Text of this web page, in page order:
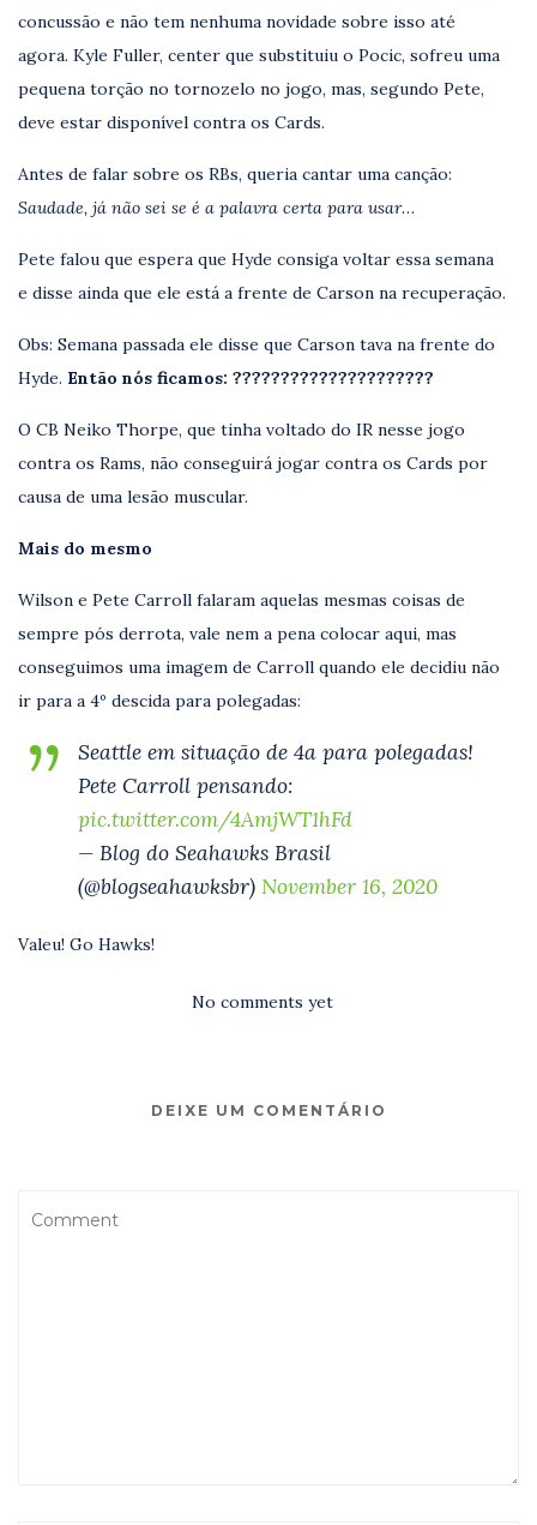
concussão e não tem nenhuma novidade sobre isso até
agora. Kyle Fuller, center que substituiu o Pocic, sofreu uma
pequena torção no tornozelo no jogo, mas, segundo Pete,
deve estar disponível contra os Cards.
Antes de falar sobre os RBs, queria cantar uma canção:
Saudade, já não sei se é a palavra certa para usar…
Pete falou que espera que Hyde consiga voltar essa semana
e disse ainda que ele está a frente de Carson na recuperação.
Obs: Semana passada ele disse que Carson tava na frente do
Hyde. Então nós ficamos: ?????????????????????
O CB Neiko Thorpe, que tinha voltado do IR nesse jogo
contra os Rams, não conseguirá jogar contra os Cards por
causa de uma lesão muscular.
Mais do mesmo
Wilson e Pete Carroll falaram aquelas mesmas coisas de
sempre pós derrota, vale nem a pena colocar aqui, mas
conseguimos uma imagem de Carroll quando ele decidiu não
ir para a 4º descida para polegadas:
Seattle em situação de 4a para polegadas!
Pete Carroll pensando:
pic.twitter.com/4AmjWT1hFd
— Blog do Seahawks Brasil
(@blogseahawksbr) November 16, 2020
Valeu! Go Hawks!
No comments yet
DEIXE UM COMENTÁRIO